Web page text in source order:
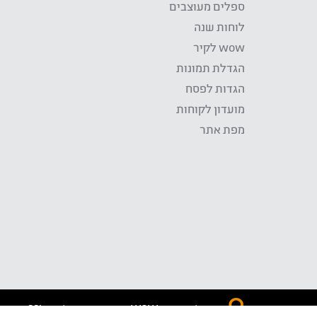
ספלים מעוצבים
לוחות שנה
wow לקיר
הגדלת תמונות
הגדות לפסח
מועדון לקוחות
מפת אתר
התשלום באתר WOW מאובטח בטכנולוגית SSL